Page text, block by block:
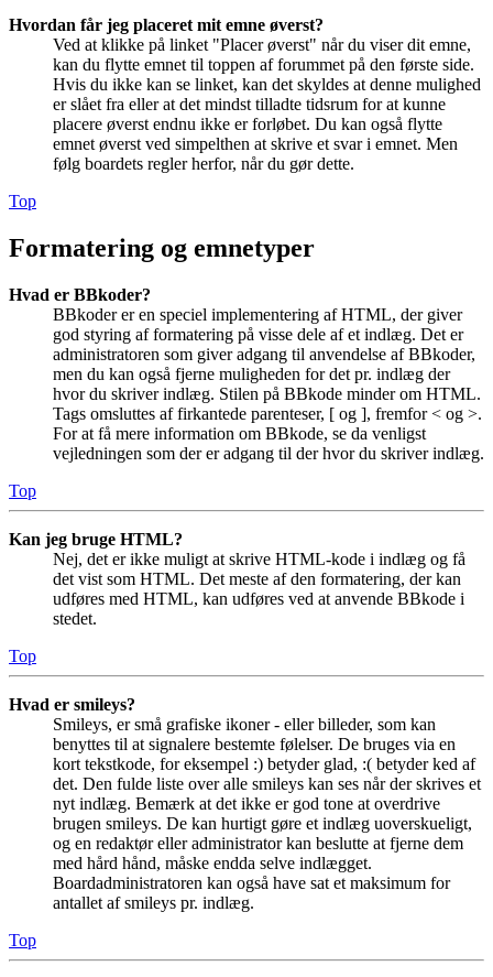
Hvordan får jeg placeret mit emne øverst?
Ved at klikke på linket "Placer øverst" når du viser dit emne,
kan du flytte emnet til toppen af forummet på den første side.
Hvis du ikke kan se linket, kan det skyldes at denne mulighed
er slået fra eller at det mindst tilladte tidsrum for at kunne
placere øverst endnu ikke er forløbet. Du kan også flytte
emnet øverst ved simpelthen at skrive et svar i emnet. Men
følg boardets regler herfor, når du gør dette.
Top
Formatering og emnetyper
Hvad er BBkoder?
BBkoder er en speciel implementering af HTML, der giver
god styring af formatering på visse dele af et indlæg. Det er
administratoren som giver adgang til anvendelse af BBkoder,
men du kan også fjerne muligheden for det pr. indlæg der
hvor du skriver indlæg. Stilen på BBkode minder om HTML.
Tags omsluttes af firkantede parenteser, [ og ], fremfor < og >.
For at få mere information om BBkode, se da venligst
vejledningen som der er adgang til der hvor du skriver indlæg.
Top
Kan jeg bruge HTML?
Nej, det er ikke muligt at skrive HTML-kode i indlæg og få
det vist som HTML. Det meste af den formatering, der kan
udføres med HTML, kan udføres ved at anvende BBkode i
stedet.
Top
Hvad er smileys?
Smileys, er små grafiske ikoner - eller billeder, som kan
benyttes til at signalere bestemte følelser. De bruges via en
kort tekstkode, for eksempel :) betyder glad, :( betyder ked af
det. Den fulde liste over alle smileys kan ses når der skrives et
nyt indlæg. Bemærk at det ikke er god tone at overdrive
brugen smileys. De kan hurtigt gøre et indlæg uoverskueligt,
og en redaktør eller administrator kan beslutte at fjerne dem
med hård hånd, måske endda selve indlægget.
Boardadministratoren kan også have sat et maksimum for
antallet af smileys pr. indlæg.
Top